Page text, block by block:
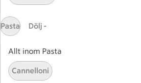
Pasta Dölj -
Allt inom Pasta
Cannelloni